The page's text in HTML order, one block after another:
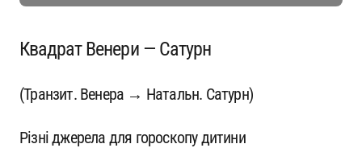
Квадрат Венери — Сатурн
(Транзит. Венера → Натальн. Сатурн)
Різні джерела для гороскопу дитини